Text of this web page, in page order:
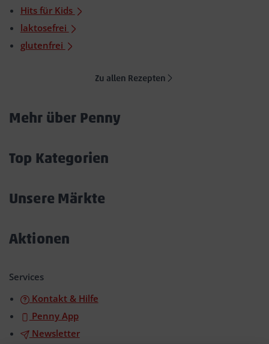
Hits für Kids
laktosefrei
glutenfrei
Zu allen Rezepten
Mehr über Penny
Top Kategorien
Unsere Märkte
Aktionen
Services
Kontakt & Hilfe
Penny App
Newsletter